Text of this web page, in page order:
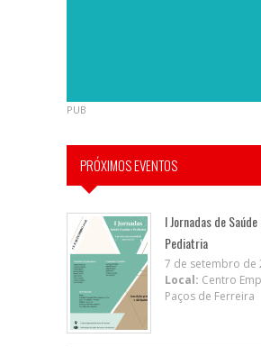
PUB
PRÓXIMOS EVENTOS
I Jornadas de
Pediatria
7 de setembro de
Local: Centro
Paços de Ferreira